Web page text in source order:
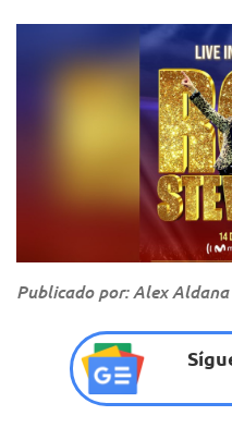
Publicado por: Alex Aldana